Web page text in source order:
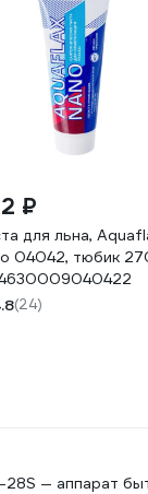
₽
для льна,
04042, тюбик
(24)
— аппарат